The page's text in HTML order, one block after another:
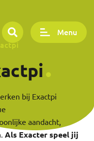
Menu
bij Exactpi
aandacht,
Als Exacter speel jij